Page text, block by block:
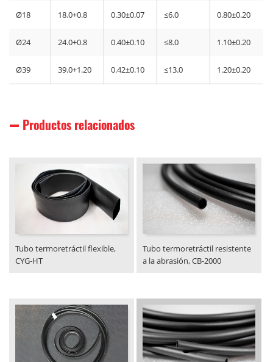
Ø18 18.0+0.8 0.30±0.07 ≤6.0 0.80±0.20
Ø24 24.0+0.8 0.40±0.10 ≤8.0 1.10±0.20
Ø39 39.0+1.20 0.42±0.10 ≤13.0 1.20±0.20
Productos relacionados
Tubo termoretráctil flexible,
CYG-HT
Tubo termoretráctil resistente
a la abrasión, CB-2000